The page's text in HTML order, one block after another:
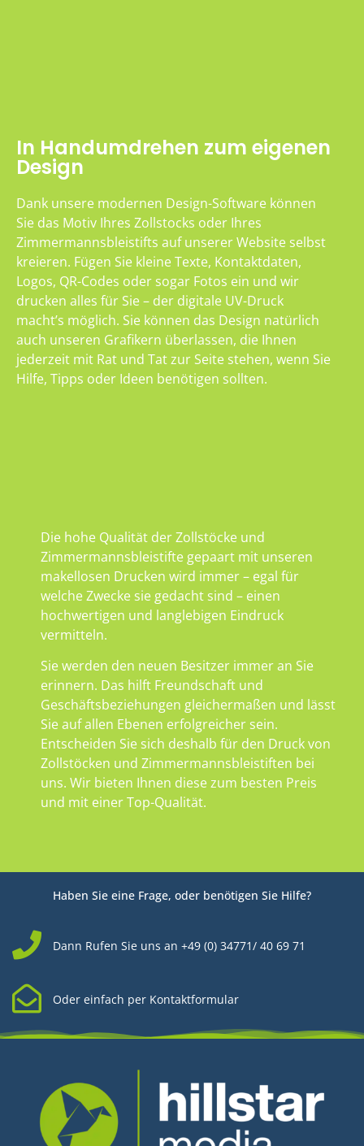
In Handumdrehen zum eigenen
Design
Dank unsere modernen Design-Software können
Sie das Motiv Ihres Zollstocks oder Ihres
Zimmermannsbleistifts auf unserer Website selbst
kreieren. Fügen Sie kleine Texte, Kontaktdaten,
Logos, QR-Codes oder sogar Fotos ein und wir
drucken alles für Sie – der digitale UV-Druck
macht’s möglich. Sie können das Design natürlich
auch unseren Grafikern überlassen, die Ihnen
jederzeit mit Rat und Tat zur Seite stehen, wenn Sie
Hilfe, Tipps oder Ideen benötigen sollten.
Die hohe Qualität der Zollstöcke und
Zimmermannsbleistifte gepaart mit unseren
makellosen Drucken wird immer – egal für
welche Zwecke sie gedacht sind – einen
hochwertigen und langlebigen Eindruck
vermitteln.
Sie werden den neuen Besitzer immer an Sie
erinnern. Das hilft Freundschaft und
Geschäftsbeziehungen gleichermaßen und lässt
Sie auf allen Ebenen erfolgreicher sein.
Entscheiden Sie sich deshalb für den Druck von
Zollstöcken und Zimmermannsbleistiften bei
uns. Wir bieten Ihnen diese zum besten Preis
und mit einer Top-Qualität.
Haben Sie eine Frage, oder benötigen Sie Hilfe?
Dann Rufen Sie uns an +49 (0) 34771/ 40 69 71
Oder einfach per Kontaktformular